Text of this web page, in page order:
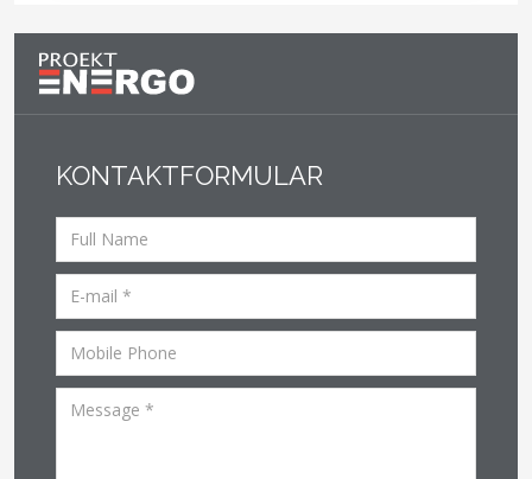
KONTAKTFORMULAR